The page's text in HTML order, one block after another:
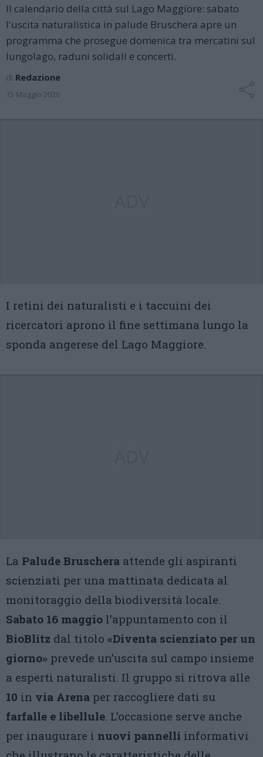
Il calendario della città sul Lago Maggiore: sabato
l'uscita naturalistica in palude Bruschera apre un
programma che prosegue domenica tra mercatini sul
lungolago, raduni solidali e concerti.
di Redazione
15 Maggio 2026
I retini dei naturalisti e i taccuini dei
ricercatori aprono il fine settimana lungo la
sponda angerese del Lago Maggiore.
La Palude Bruschera attende gli aspiranti
scienziati per una mattinata dedicata al
monitoraggio della biodiversità locale.
Sabato 16 maggio l’appuntamento con il
BioBlitz dal titolo «Diventa scienziato per un
giorno» prevede un’uscita sul campo insieme
a esperti naturalisti. Il gruppo si ritrova alle
10 in via Arena per raccogliere dati su
farfalle e libellule. L’occasione serve anche
per inaugurare i nuovi pannelli informativi